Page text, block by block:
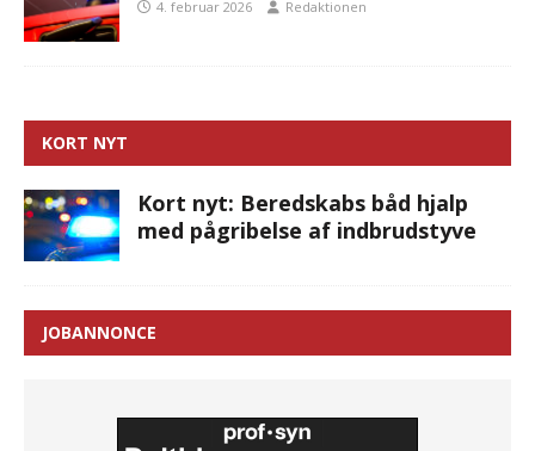
4. februar 2026 Redaktionen
KORT NYT
Kort nyt: Beredskabs båd hjalp
med pågribelse af indbrudstyve
JOBANNONCE